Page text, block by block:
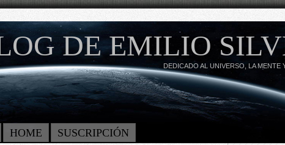
DE EMILIO
DEDICADO AL UNIVERSO, LA MENTE
HOME SUSCRIPCIÓN